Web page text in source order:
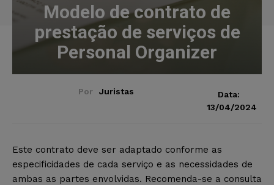
Modelo de contrato de
prestação de serviços de
Personal Organizer
Por Juristas
Data:
13/04/2024
Este contrato deve ser adaptado conforme as
especificidades de cada serviço e as necessidades de
ambas as partes envolvidas. Recomenda-se a consulta